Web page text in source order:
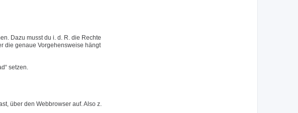
Dazu musst du i. d. R. die Rechte
die genaue Vorgehensweise hängt
setzen.
über den Webbrowser auf. Also z.